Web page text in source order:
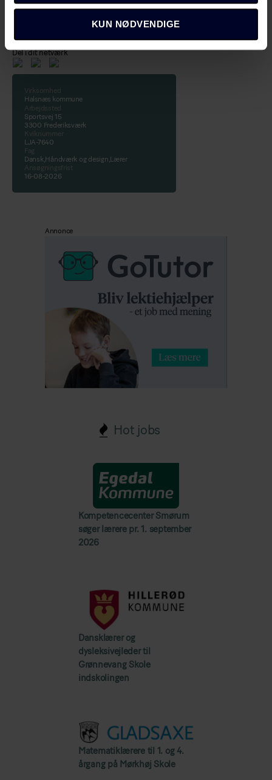
KUN NØDVENDIGE
Del i dit netværk
Virksomhed
Halsnæs kommune
Arbejdssted
Sportsvej 15
3300 Frederiksværk
Kviknummer
LJA-7640
Fag
Dansk,Håndværk og design,Lærer
Ansøgningsfrist
16-08-2026
Annonce
Hot jobs
Kompetencecenter Smørum
søger lærere pr. 1. september
2026
Dansklærer og
dysleksivejleder til
Grønnevang Skole
indskolingen
Matematiklærere til 1. og 4.
årgang på Mørkhøj Skole